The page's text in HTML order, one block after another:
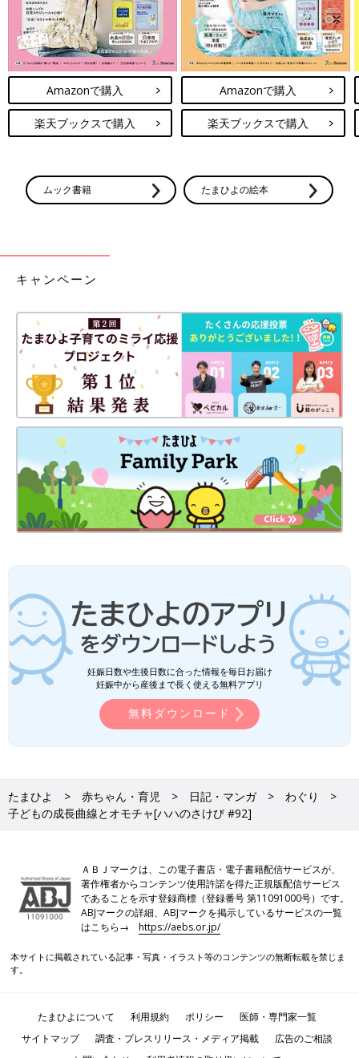
Amazonで購入
楽天ブックスで購入
Amazonで購入
楽天ブックスで購入
ムック書籍 たまひよの絵本
キャンペーン
妊娠日数や生後日数に合った情報を毎日お届け
妊娠中から産後まで長く使える無料アプリ
無料ダウンロード
たまひよ 赤ちゃん・育児 日記・マンガ
わぐり
子どもの成長曲線とオモチャ[ハハのさけび #92]
ＡＢＪマークは、この電子書店・電子書籍配信サービスが、
著作権者からコンテンツ使用許諾を得た正規版配信サービス
であることを示す登録商標（登録番号 第11091000号）です。
ABJマークの詳細、ABJマークを掲示しているサービスの一覧
はこちら→https://aebs.or.jp/
本サイトに掲載されている記事・写真・イラスト等のコンテンツの無断転載を禁じま
す。
たまひよについて 利用規約 ポリシー
医師・専門家一覧
サイトマップ
調査・プレスリリース・メディア掲載
広告のご相談